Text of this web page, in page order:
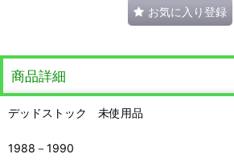
お気に入り登録
商品詳細
デッドストック 未使用品
1988－1990